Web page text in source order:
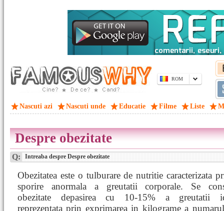
ROM
Nascuti azi Nascuti unde Educatie Filme Liste
Despre obezitate
Q: Intreaba despre Despre obezitate
Obezitatea este o tulburare de nutritie caracterizata
sporire anormala a greutatii corporale. Se
obezitate depasirea cu 10-15% a greutatii
reprezentata prin exprimarea in kilograme a